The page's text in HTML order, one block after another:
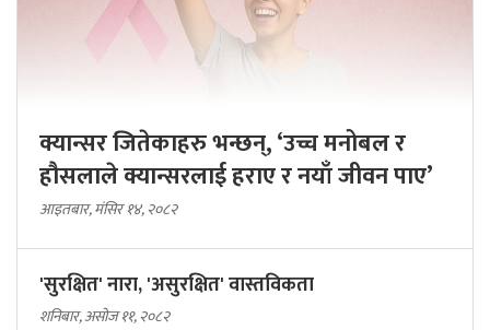
क्यान्सर जितेकाहरु भन्छन्, ‘उच्च मनोबल र
हौसलाले क्यान्सरलाई हराए र नयाँ जीवन पाए’
आइतबार, मंसिर १४, २०८२
'सुरक्षित' नारा, 'असुरक्षित' वास्तविकता
शनिबार, असोज ११, २०८२